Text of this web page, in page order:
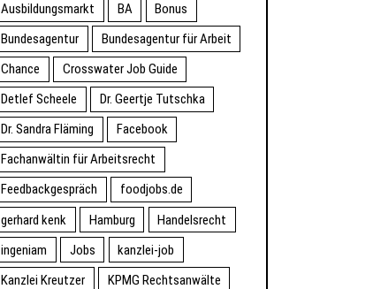
Ausbildungsmarkt
BA
Bonus
Bundesagentur
Bundesagentur für Arbeit
Chance
Crosswater Job Guide
Detlef Scheele
Dr. Geertje Tutschka
Dr. Sandra Fläming
Facebook
Fachanwältin für Arbeitsrecht
Feedbackgespräch
foodjobs.de
gerhard kenk
Hamburg
Handelsrecht
ingeniam
Jobs
kanzlei-job
Kanzlei Kreutzer
KPMG Rechtsanwälte